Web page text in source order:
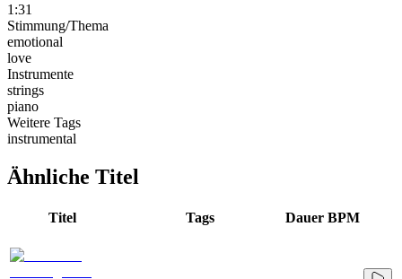
1:31
Stimmung/Thema
emotional
love
Instrumente
strings
piano
Weitere Tags
instrumental
Ähnliche Titel
Titel Tags Dauer BPM